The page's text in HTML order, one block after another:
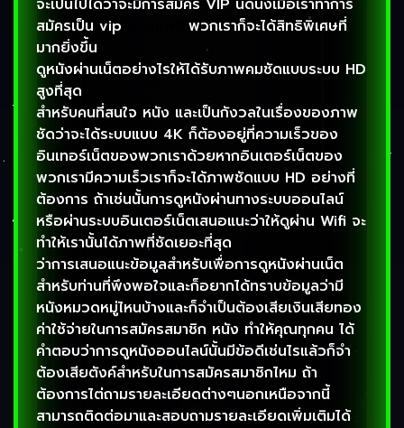
จะเป็นไปได้ว่าจะมีการสมัคร VIP นิดนึงเมื่อเราทำการ
สมัครเป็น vip
พวกเราก็จะได้สิทธิพิเศษที่
มากยิ่งขึ้น
ดูหนังผ่านเน็ตอย่างไรให้ได้รับภาพคมชัดแบบระบบ HD
สูงที่สุด
สำหรับคนที่สนใจ หนัง และเป็นกังวลในเรื่องของภาพ
ชัดว่าจะได้ระบบแบบ 4K ก็ต้องอยู่ที่ความเร็วของ
อินเทอร์เน็ตของพวกเราด้วยหากอินเตอร์เน็ตของ
พวกเรามีความเร็วเราก็จะได้ภาพชัดแบบ HD อย่างที่
ต้องการ ถ้าเช่นนั้นการดูหนังผ่านทางระบบออนไลน์
หรือผ่านระบบอินเตอร์เน็ตเสนอแนะว่าให้ดูผ่าน Wifi จะ
ทำให้เรานั้นได้ภาพที่ชัดเยอะที่สุด
ว่าการเสนอแนะข้อมูลสำหรับเพื่อการดูหนังผ่านเน็ต
สำหรับท่านที่พึงพอใจและก็อยากได้ทราบข้อมูลว่ามี
หนังหมวดหมู่ไหนบ้างและก็จำเป็นต้องเสียเงินเสียทอง
ค่าใช้จ่ายในการสมัครสมาชิก หนัง ทำให้คุณทุกคน ได้
คำตอบว่าการดูหนังออนไลน์นั้นมีข้อดีเช่นไรแล้วก็จำ
ต้องเสียตังค์สำหรับในการสมัครสมาชิกไหม ถ้า
ต้องการไต่ถามรายละเอียดต่างๆนอกเหนือจากนี้
สามารถติดต่อมาและสอบถามรายละเอียดเพิ่มเติมได้